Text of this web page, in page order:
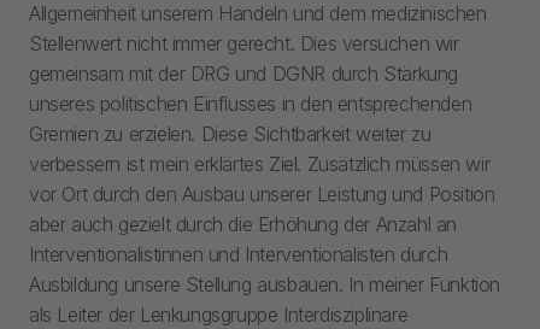
Allgemeinheit unserem Handeln und dem medizinischen
Stellenwert nicht immer gerecht. Dies versuchen wir
gemeinsam mit der DRG und DGNR durch Stärkung
unseres politischen Einflusses in den entsprechenden
Gremien zu erzielen. Diese Sichtbarkeit weiter zu
verbessern ist mein erklärtes Ziel. Zusätzlich müssen wir
vor Ort durch den Ausbau unserer Leistung und Position
aber auch gezielt durch die Erhöhung der Anzahl an
Interventionalistinnen und Interventionalisten durch
Ausbildung unsere Stellung ausbauen. In meiner Funktion
als Leiter der Lenkungsgruppe Interdisziplinäre